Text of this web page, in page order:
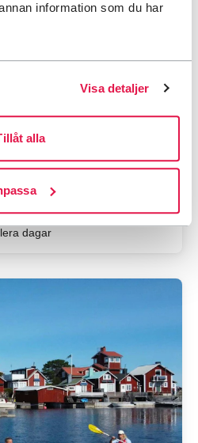
information som du har
Visa detaljer
alla
vara
dagar